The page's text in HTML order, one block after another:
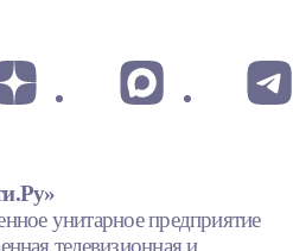
унитарное предприятие
телевизионная и